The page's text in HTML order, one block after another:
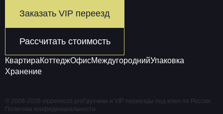
Заказать VIP переезд
Рассчитать стоимость
КвартираКоттеджОфисМеждугороднийУпаковка
Хранение
© 2008-2026 vippereezd.pro Грузчики и VIP переезды под ключ по России.
Политика конфиденциальности